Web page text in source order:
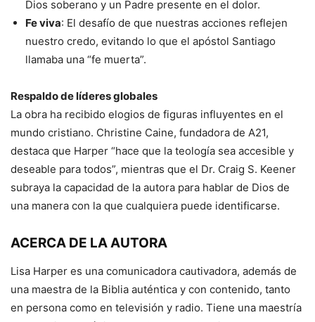
Dios soberano y un Padre presente en el dolor.
Fe viva: El desafío de que nuestras acciones reflejen
nuestro credo, evitando lo que el apóstol Santiago
llamaba una “fe muerta”.
Respaldo de líderes globales
La obra ha recibido elogios de figuras influyentes en el
mundo cristiano. Christine Caine, fundadora de A21,
destaca que Harper “hace que la teología sea accesible y
deseable para todos”, mientras que el Dr. Craig S. Keener
subraya la capacidad de la autora para hablar de Dios de
una manera con la que cualquiera puede identificarse.
ACERCA DE LA AUTORA
Lisa Harper es una comunicadora cautivadora, además de
una maestra de la Biblia auténtica y con contenido, tanto
en persona como en televisión y radio. Tiene una maestría